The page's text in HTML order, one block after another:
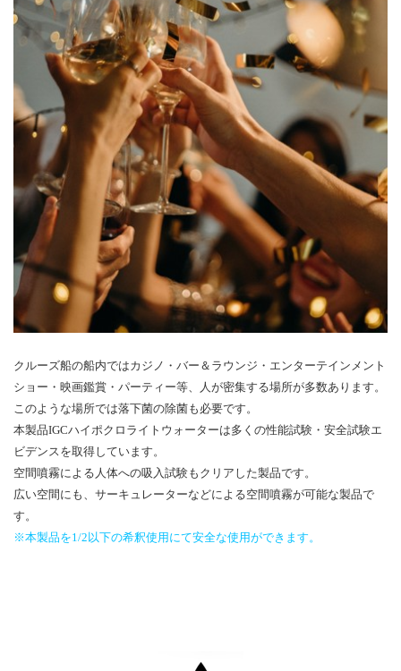
クルーズ船の船内ではカジノ・バー＆ラウンジ・エンターテインメント
ショー・映画鑑賞・パーティー等、人が密集する場所が多数あります。
このような場所では落下菌の除菌も必要です。
本製品IGCハイポクロライトウォーターは多くの性能試験・安全試験エ
ビデンスを取得しています。
空間噴霧による人体への吸入試験もクリアした製品です。
広い空間にも、サーキュレーターなどによる空間噴霧が可能な製品で
す。
※本製品を1/2以下の希釈使用にて安全な使用ができます。